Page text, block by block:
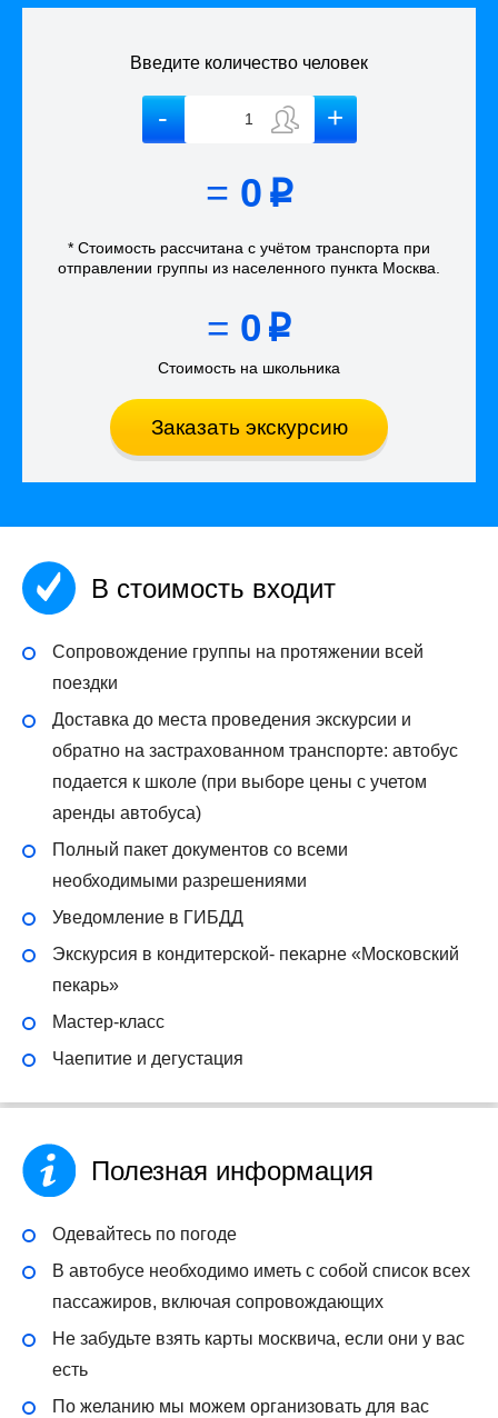
Введите количество человек
= 0 p
* Стоимость рассчитана с учётом транспорта при
отправлении группы из населенного пункта Москва
= 0 p
Стоимость на школьника
Заказать экскурсию
В стоимость входит
Сопровождение группы на протяжении всей
поездки
Доставка до места проведения экскурсии и
обратно на застрахованном транспорте: автобус
подается к школе (при выборе цены с учетом
аренды автобуса)
Полный пакет документов со всеми
необходимыми разрешениями
Уведомление в ГИБДД
Экскурсия в кондитерской- пекарне «Московский
пекарь»
Мастер-класс
Чаепитие и дегустация
Полезная информация
Одевайтесь по погоде
В автобусе необходимо иметь с собой список всех
пассажиров, включая сопровождающих
Не забудьте взять карты москвича, если они у вас
есть
По желанию мы можем организовать для вас